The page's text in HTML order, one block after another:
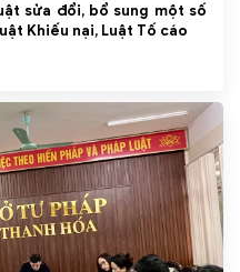
sửa đổi, bổ sung một số
Khiếu nại, Luật Tố cáo